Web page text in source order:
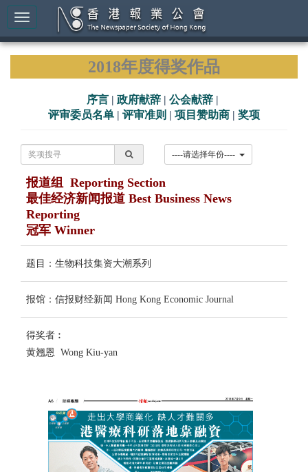
2018年度得奖作品
序言 | 政府献辞 | 公会献辞 |
评审委员名单 | 评审准则 | 项目赞助商 | 奖项
报道组 Reporting Section
最佳经济新闻报道 Best Business News
Reporting
冠军 Winner
题目：生物科技集资大潮系列
报馆：信报财经新闻 Hong Kong Economic Journal
得奖者︰
黄翘恩 Wong Kiu-yan